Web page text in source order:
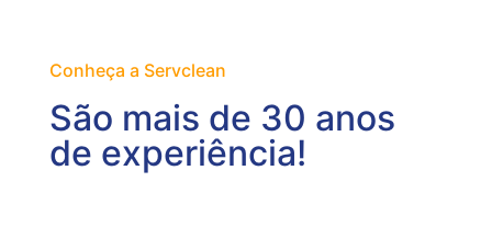
Conheça a Servclean
São mais de 30 anos
de experiência!